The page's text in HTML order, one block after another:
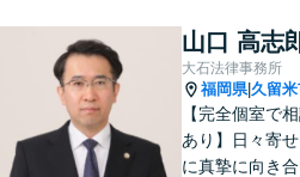
す。インター
相続など、幅広
対応可能！【完
応】
山口 高志
大石法律事務所
福岡県|久留
【完全個室で
あり】日々寄
に真摯に向き合